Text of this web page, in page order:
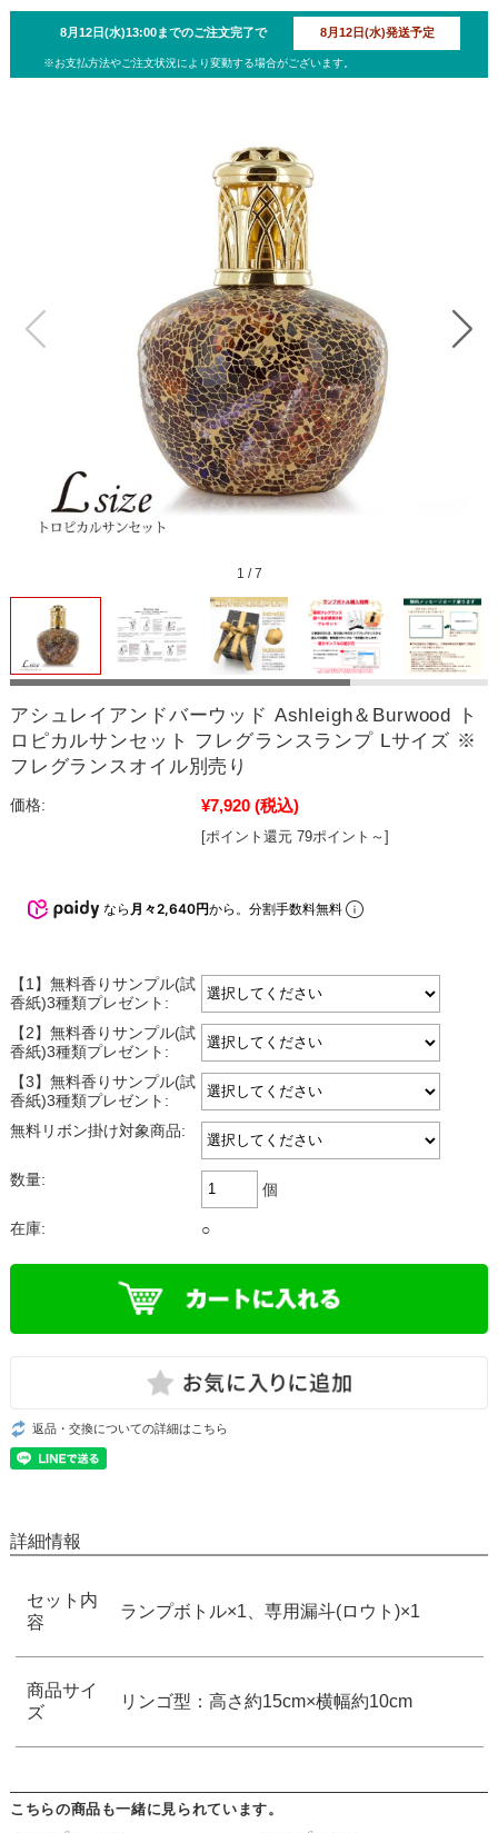
1 /7
アシュレイアンドバーウッド Ashleigh＆Burwood ト
ロピカルサンセット フレグランスランプ Lサイズ ※
フレグランスオイル別売り
価格: ¥7,920 (税込)
[ポイント還元 79ポイント～]
なら 月々2,640円から。分割手数料無料
【1】無料香りサンプル(試
香紙)3種類プレゼント:
【2】無料香りサンプル(試
香紙)3種類プレゼント:
【3】無料香りサンプル(試
香紙)3種類プレゼント:
無料リボン掛け対象商品:
数量:
個
在庫: ○
返品・交換についての詳細はこちら
詳細情報
セット内
容
ランプボトル×1、専用漏斗(ロウト)×1
商品サイ
ズ
リンゴ型：高さ約15cm×横幅約10cm
こちらの商品も一緒に見られています。